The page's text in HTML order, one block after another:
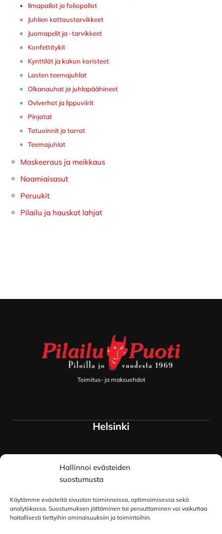
Hallinnoi evästeiden
suostumusta
Käytämme evästeitä sivuston toiminnoissa, optimoimisessa sekä
analytiikassa. Suostumuksen jättäminen tai peruuttaminen voi vaikuttaa
haitallisesti tiettyihin ominaisuuksiin ja toimintoihin.
Ilmapallot ja foliopallot
Juhlien kattaustarvikkeet
Juomapelit ja -tarvikkeet
Konfettitykit
Kynttilät ja kakun koristeet
Lasten teemajuhlat
Olkanauhat ja juhlapäähineet
Oviverhot ja lippuviirit
Pinjatat
Tatuoinnit ja tarrat
Teemajuhlat
Maskeeraus ja meikkaus
Naamiaisasut
Peruukit
Pilailu ja hauskat lahjat
Toimitus- ja maksuehdot
Helsinki
Myymälä ja keskusvarasto
Siltavuorenranta 18
00170 Helsinki
Oulu